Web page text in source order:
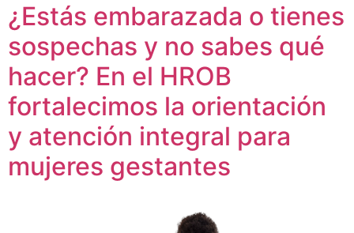
¿Estás embarazada o tienes
sospechas y no sabes qué
hacer? En el HROB
fortalecimos la orientación
y atención integral para
mujeres gestantes